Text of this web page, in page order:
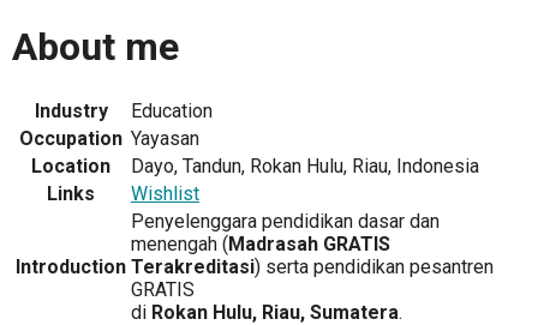
About me
Industry
Education
Occupation Yayasan
Location
Dayo, Tandun, Rokan Hulu, Riau, Indonesia
Links
Wishlist
Introduction
Penyelenggara pendidikan dasar dan
menengah (Madrasah GRATIS
Terakreditasi) serta pendidikan pesantren
GRATIS
di Rokan Hulu, Riau, Sumatera.